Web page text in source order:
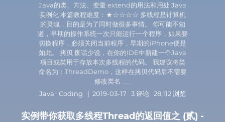
Java的类、方法、变量 extend的用法和用处 Java
实例化 本篇教程难度：★☆☆☆☆ 多线程是计算机
的灵魂，目的是为了同时做很多事情。 你可能不知
道，早期的操作系统一次只能运行一个程序，如果要
切换程序，必须关闭当前程序，早期的iPhone便是
如此。 拷贝 废话少说，在你的IDE中新建一个Java
项目或类用于存放本次多线程的代码。 我建议将类
命名为：ThreadDemo，这样在拷贝代码后不需要
修改类名 ......
Java
Coding | 2019-03-17 3 评论 28,112 浏览
实例带你获取多线程Thread的返回值之 (贰) -